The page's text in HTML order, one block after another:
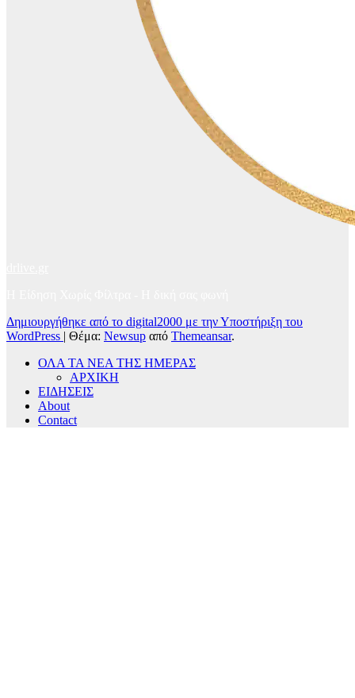
Δημιουργήθηκε από το digital2000 με την Υποστήριξη του
WordPress | Θέμα: Newsup από Themeansar.
ΟΛΑ ΤΑ ΝΕΑ ΤΗΣ ΗΜΕΡΑΣ
ΑΡΧΙΚΗ
ΕΙΔΗΣΕΙΣ
About
Contact